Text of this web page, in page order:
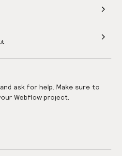
ask for help. Make sure to
Webflow project.